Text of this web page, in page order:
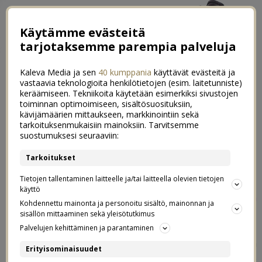
Parhaat lahjat koulun ja päiväkodin
opettajille
Postaus on tehty kaupallisessa yhteistyössä
kanssa ja on osa vuottani Lifen brändilähettiläänä.
Viimeistä viedään! Musta tuntuu, että ihan vasta kirjoitin
Käytämme evästeitä
tarjotaksemme parempia palveluja
Kaleva Media ja sen 40 kumppania käyttävät evästeitä ja
vastaavia teknologioita henkilötietojen (esim. laitetunniste)
keräämiseen. Tekniikoita käytetään esimerkiksi sivustojen
toiminnan optimoimiseen, sisältösuosituksiin,
kävijämäärien mittaukseen, markkinointiin sekä
tarkoituksenmukaisiin mainoksiin. Tarvitsemme
suostumuksesi seuraaviin:
Tarkoitukset
Tietojen tallentaminen laitteelle ja/tai laitteella olevien tietojen
käyttö
Kohdennettu mainonta ja personoitu sisältö, mainonnan ja
sisällön mittaaminen sekä yleisötutkimus
Palvelujen kehittäminen ja parantaminen
Erityisominaisuudet